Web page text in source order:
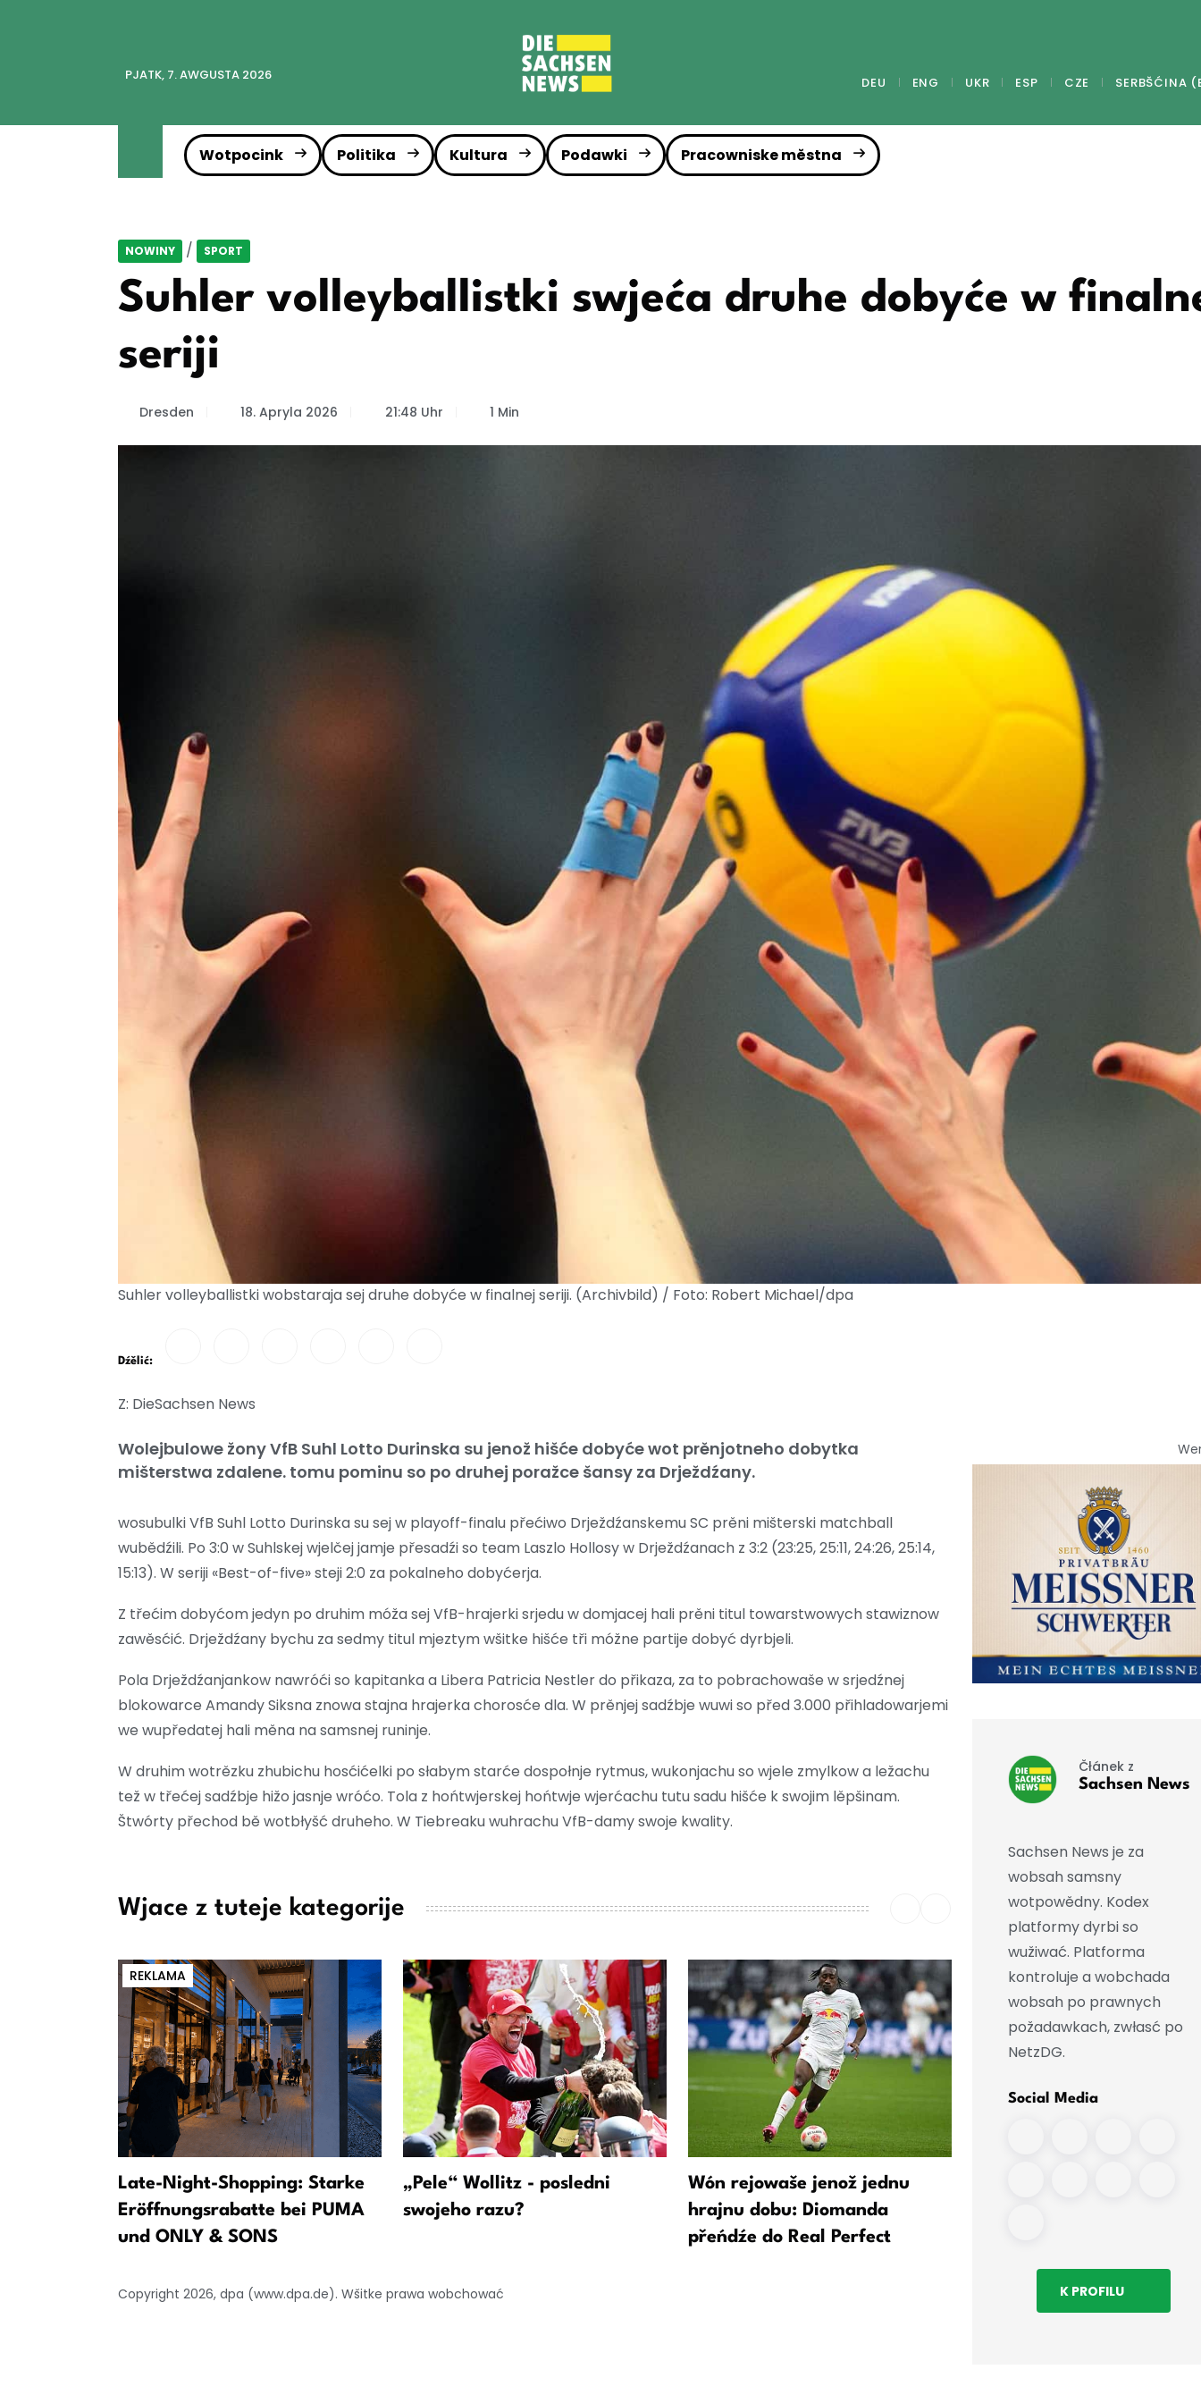
PJATK, 7. AWGUSTA 2026 DEU ENG UKR ESP CZE SERBŠĆINA
Wotpocink Politika Kultura Podawki Pracowniske městna
NOWINY / SPORT
Suhler volleyballistki swjeća druhe dobyće w
seriji
Dresden 18. Apryla 2026 21:48 Uhr 1 Min
Suhler volleyballistki wobstaraja sej druhe dobyće w finalnej seriji. (Archivbild) / Foto: Robert Michael/dpa
Dźělić:
Z: DieSachsen News
Wolejbulowe žony VfB Suhl Lotto Durinska su jenož hišće dobyće wot prěnjotneho dobytka
mišterstwa zdalene. tomu pominu so po druhej poražce šansy za Drježdźany.
wosubulki VfB Suhl Lotto Durinska su sej w playoff-finalu přećiwo Drježdźanskemu SC prěni mišterski matchball
wubědźili. Po 3:0 w Suhlskej wjelčej jamje přesadźi so team Laszlo Hollosy w Drježdźanach z 3:2 (23:25, 25:11, 24:26, 25:14,
15:13). W seriji «Best-of-five» steji 2:0 za pokalneho dobyćerja.
Z třećim dobyćom jedyn po druhim móža sej VfB-hrajerki srjedu w domjacej hali prěni titul towarstwowych stawiznow
zawěsćić. Drježdźany bychu za sedmy titul mjeztym wšitke hišće tři móžne partije dobyć dyrbjeli.
Pola Drježdźanjankow nawróći so kapitanka a Libera Patricia Nestler do přikaza, za to pobrachowaše w srjedźnej
blokowarce Amandy Siksna znowa stajna hrajerka chorosće dla. W prěnjej sadźbje wuwi so před 3.000 přihladowarjemi
we wupředatej hali měna na samsnej runinje.
W druhim wotrězku zhubichu hosćićelki po słabym starće dospołnje rytmus, wukonjachu so wjele zmylkow a ležachu
tež w třećej sadźbje hižo jasnje wróćo. Tola z hońtwjerskej hońtwje wjerćachu tutu sadu hišće k swojim lěpšinam.
Štwórty přechod bě wotbłyšć druheho. W Tiebreaku wuhrachu VfB-damy swoje kwality.
Wjace z tuteje kategorije
REKLAMA
Late-Night-Shopping: Starke
Eröffnungsrabatte bei PUMA
und ONLY & SONS
„Pele“ Wollitz - posledni
swojeho razu?
Wón rejowaše jenož jednu
hrajnu dobu: Diomanda
přeńdźe do Real Perfect
Copyright 2026, dpa (www.dpa.de). Wšitke prawa wobchować
Čłánek z
Sachsen News
Sachsen News je za
wobsah samsny
wotpowědny. Kodex
platformy dyrbi so
wužiwać. Platforma
kontroluje a wobchada
wobsah po prawnych
požadawkach, zwłasć po
NetzDG.
Social Media
K PROFILU